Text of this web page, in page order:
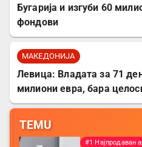
Бугарија и изгуби 60
фондови
МАКЕДОНИЈА
Левица: Владата за 71
милиони евра, бара
TEMU
#1 Најпродаван